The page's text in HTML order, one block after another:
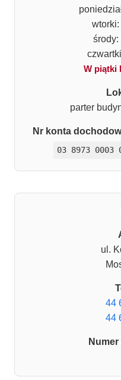
środy:
W piątki
parter
Nr konta
03 8973 0003
ul.
44
44